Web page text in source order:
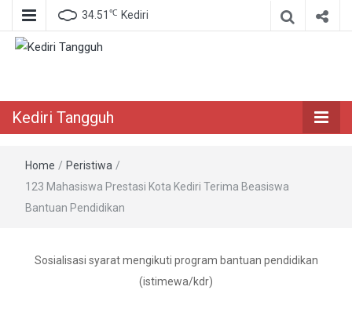
34.51 ℃ Kediri
Kediri Tangguh
Home / Peristiwa /
123 Mahasiswa Prestasi Kota Kediri Terima Beasiswa
Bantuan Pendidikan
Sosialisasi syarat mengikuti program bantuan pendidikan
(istimewa/kdr)